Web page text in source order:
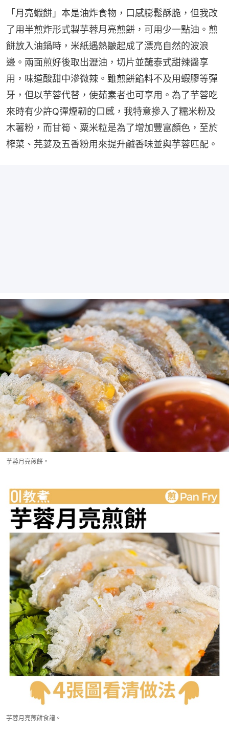
「月亮蝦餅」本是油炸食物，口感膨鬆酥脆，但我改
了用半煎炸形式製芋蓉月亮煎餅，可用少一點油。煎
餅放入油鍋時，米紙遇熱皺起成了漂亮自然的波浪
邊。兩面煎好後取出瀝油，切片並蘸泰式甜辣醬享
用，味道酸甜中滲微辣。雖煎餅餡料不及用蝦膠等彈
牙，但以芋蓉代替，使茹素者也可享用。為了芋蓉吃
來時有少許Q彈煙韌的口感，我特意摻入了糯米粉及
木薯粉，而甘筍、粟米粒是為了增加豐富顏色，至於
榨菜、芫荽及五香粉用來提升鹹香味並與芋蓉匹配。
芋蓉月亮煎餅。
芋蓉月亮煎餅食譜。